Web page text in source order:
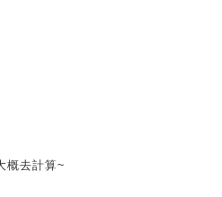
概去計算~